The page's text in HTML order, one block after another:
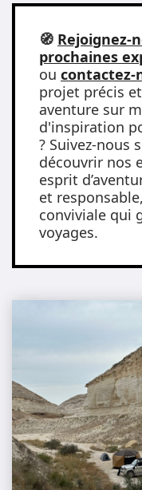
🧭 Rejoignez-
prochaines
ou contactez-
projet précis
aventure sur
d'inspiration
? Suivez-nous
découvrir nos
esprit
et
conviviale qui
voyages.